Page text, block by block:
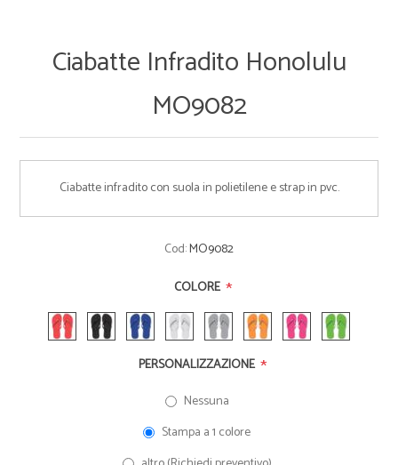
Ciabatte Infradito Honolulu
MO9082
Ciabatte infradito con suola in polietilene e strap in pvc.
Cod:MO9082
COLORE *
PERSONALIZZAZIONE *
Nessuna
Stampa a 1 colore